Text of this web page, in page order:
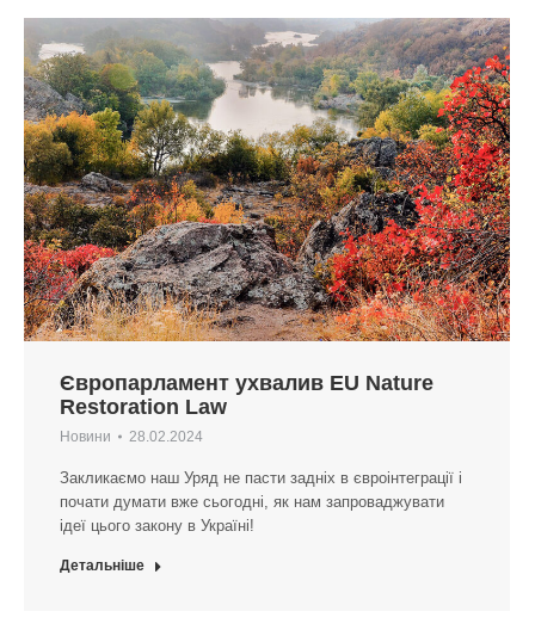
Європарламент ухвалив EU Nature
Restoration Law
Новини 28.02.2024
Закликаємо наш Уряд не пасти задніх в євроінтеграції і
почати думати вже сьогодні, як нам запроваджувати
ідеї цього закону в Україні!
Детальніше